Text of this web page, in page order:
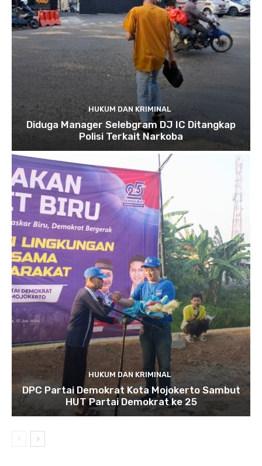
HUKUM DAN KRIMINAL
Diduga Manager Selebgram DJ IC Ditangkap
Polisi Terkait Narkoba
HUKUM DAN KRIMINAL
DPC Partai Demokrat Kota Mojokerto Sambut
HUT Partai Demokrat ke 25